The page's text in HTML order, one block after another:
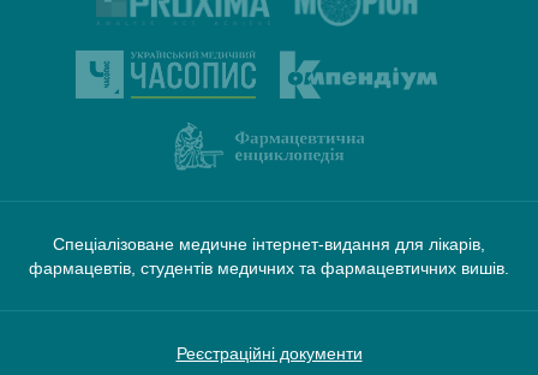
Спеціалізоване медичне інтернет-видання для лікарів,
фармацевтів, студентів медичних та фармацевтичних вишів.
Реєстраційні документи